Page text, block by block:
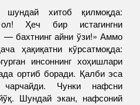
шундай хитоб қилмоқда:
ол! Ҳеч бир истагингни
— бахтнинг айни ўзи!» Аммо
ҳақиқатни кўрсатмоқда:
инсоннинг хоҳишлари
ортиб боради. Қалби эса
Чунки нафсни
Шундай экан, нафсоний